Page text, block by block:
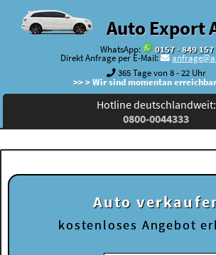
Auto Export
WhatsApp:
0157 - 849 157
Direkt Anfrage per E-Mail:
365 Tage von 8 - 22 Uhr
>> > Wir sind momentan
Hotline deutschlandweit:
0800-0044333
Auto
kostenloses Angebot